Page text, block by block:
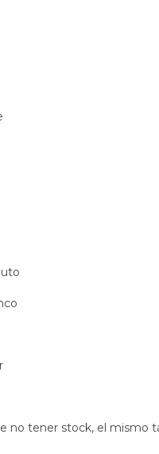
no tener stock, el mismo